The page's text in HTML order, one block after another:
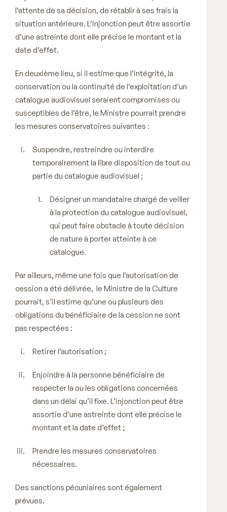
l’attente de sa décision, de rétablir à ses frais la
situation antérieure. L’injonction peut être assortie
d’une astreinte dont elle précise le montant et la
date d’effet.
En deuxième lieu, si il estime que l’intégrité, la
conservation ou la continuité de l’exploitation d’un
catalogue audiovisuel seraient compromises ou
susceptibles de l’être, le Ministre pourrait prendre
les mesures conservatoires suivantes :
Suspendre, restreindre ou interdire
temporairement la libre disposition de tout ou
partie du catalogue audiovisuel ;
Désigner un mandataire chargé de veiller
à la protection du catalogue audiovisuel,
qui peut faire obstacle à toute décision
de nature à porter atteinte à ce
catalogue.
Par ailleurs, même une fois que l’autorisation de
cession a été délivrée, le Ministre de la Culture
pourrait, s’il estime qu’une ou plusieurs des
obligations du bénéficiaire de la cession ne sont
pas respectées :
Retirer l’autorisation ;
Enjoindre à la personne bénéficiaire de
respecter la ou les obligations concernées
dans un délai qu’il fixe. L’injonction peut être
assortie d’une astreinte dont elle précise le
montant et la date d’effet ;
Prendre les mesures conservatoires
nécessaires.
Des sanctions pécuniaires sont également
prévues.